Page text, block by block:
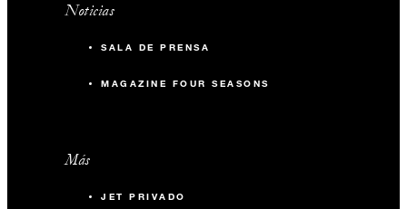
Noticias
SALA DE PRENSA
MAGAZINE FOUR SEASONS
Más
JET PRIVADO